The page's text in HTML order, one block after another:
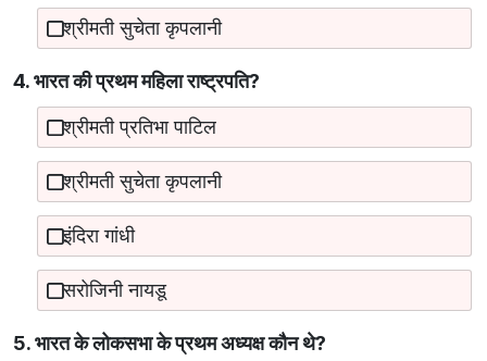
श्रीमती सुचेता कृपलानी
4. भारत की प्रथम महिला राष्ट्रपति?
श्रीमती प्रतिभा पाटिल
श्रीमती सुचेता कृपलानी
इंदिरा गांधी
सरोजिनी नायडू
5. भारत के लोकसभा के प्रथम अध्यक्ष कौन थे?